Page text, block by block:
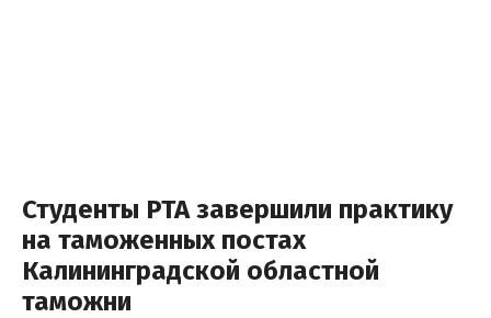
Студенты РТА завершили практику
на таможенных постах
Калининградской областной
таможни